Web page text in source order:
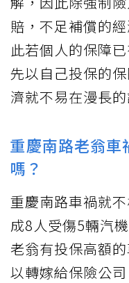
賠，不足補償的
此若個人的保障
先以自己投保的
濟就不易在漫長
重慶南路老翁車
嗎？
重慶南路車禍就
成8人受傷5輛汽
老翁有投保高額
以轉嫁給保險公司